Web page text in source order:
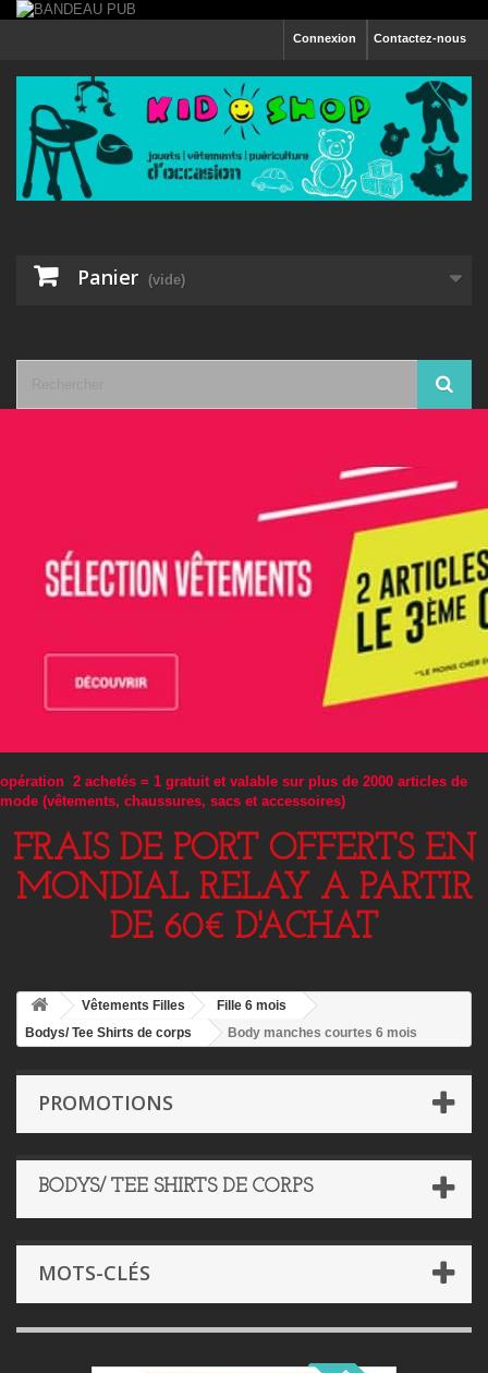
Contactez-nous
Connexion
Panier (vide)
opération 2 achetés = 1 gratuit et valable sur plus de 2000 articles de
mode (vêtements, chaussures, sacs et accessoires)
FRAIS DE PORT OFFERTS EN
MONDIAL RELAY A PARTIR
DE 60€ D'ACHAT
Vêtements Filles
Fille 6 mois
Bodys/ Tee Shirts de corps
Body manches courtes 6 mois
PROMOTIONS
BODYS/ TEE SHIRTS DE CORPS
MOTS-CLÉS